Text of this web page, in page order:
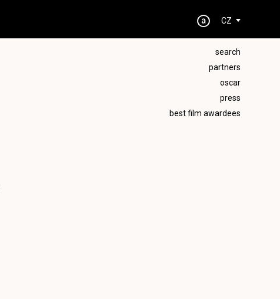
CZ
search
partners
oscar
press
best film awardees